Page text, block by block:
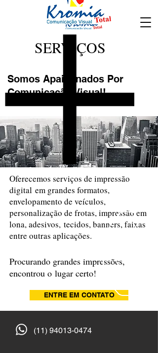
SERVIÇOS
Somos Apaixonados Por
Comunicação Visual!
Oferecemos serviços de impressão
digital em grandes formatos,
envelopamento de veículos,
personalização de frotas, impressão em
lona, adesivos, tecidos, banners, faixas
entre outras aplicações.
Procurando grandes impressões,
encontrou o lugar certo!
ENTRE EM CONTATO
(11) 94013-0474